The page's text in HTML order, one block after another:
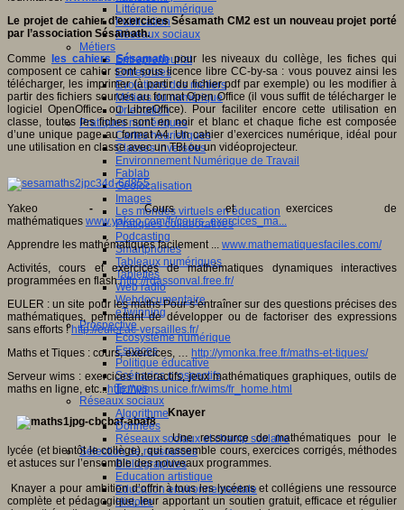
Littératie numérique
Publication
Réseaux sociaux
Métiers
Entrepreneuriat
Entreprises
Evolutions des métiers
Métiers du numérique
Orientation
Pratiques numériques
Cartes heuristiques
Classes inversées
Environnement Numérique de Travail
Fablab
Géolocalisation
Images
Les mondes virtuels en éducation
Pratiques collaboratives
Podcasting
Smartphones
Tableaux numériques
Tablettes
Web radio
Webdocumentaire
eTwinning
Prospective
Ecosystème numérique
Espaces
Politique éducative
Scénarios prospectifs
Temps
Réseaux sociaux
Algorithme
Données
Réseaux sociaux et champ scolaire
Sélection de ressources
Bibliographies
Education artistique
Education environnementale
Histoire
Le projet de cahier d’exercices Sésamath CM2 est un nouveau projet porté
par l’association Sésamath.
Comme les cahiers Sésamathpour les niveaux du collège, les fiches qui
composent ce cahier sont sous licence libre CC-by-sa : vous pouvez ainsi les
télécharger, les imprimer (à partir du fichier pdf par exemple) ou les modifier à
partir des fichiers sources au format Open Office (il vous suffit de télécharger le
logiciel OpenOffice ou LibreOffice). Pour faciliter encore cette utilisation en
classe, toutes les fiches sont en noir et blanc et chaque fiche est composée
d’une unique page au format A4. Un cahier d’exercices numérique, idéal pour
une utilisation en classe avec un TBI ou un vidéoprojecteur.
Yakeo -Cours et exercices de
mathématiques www.yakeo.com/fr/cours_exercices_ma...
Apprendre les mathématiques facilement ... www.mathematiquesfaciles.com/
Activités, cours et exercices de mathématiques dynamiques interactives
programmées en flash.http://rdassonval.free.fr/
EULER : un site pour les maths Pour s’entraîner sur des questions précises des
mathématiques, permettant de développer ou de factoriser des expressions
sans efforts !http://euler.ac-versailles.fr/
Maths et Tiques : cours, exercices, … http://ymonka.free.fr/maths-et-tiques/
Serveur wims : exercices interactifs, jeux mathématiques graphiques, outils de
maths en ligne, etc...http://wims.unice.fr/wims/fr_home.html
Knayer
Une ressource de mathématiques pour le
lycée (et bientôt le collège), qui rassemble cours, exercices corrigés, méthodes
et astuces sur l’ensemble des nouveaux programmes.
Knayer a pour ambition d’offrir à tous les lycéens et collégiens une ressource
complète et pédagogique, leur apportant un soutien gratuit, efficace et régulier